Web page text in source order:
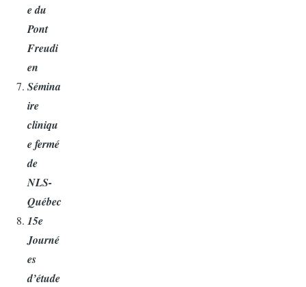
e du
Pont
Freudi
en
Sémina
ire
cliniqu
e fermé
de
NLS-
Québec
15e
Journé
es
d’étude